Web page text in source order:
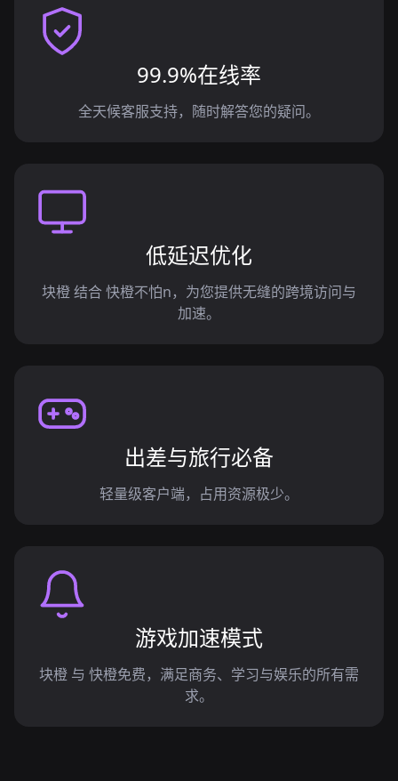
99.9%在线率
全天候客服支持，随时解答您的疑问。
低延迟优化
块橙 结合 快橙不怕n，为您提供无缝的跨境访问与
加速。
出差与旅行必备
轻量级客户端，占用资源极少。
游戏加速模式
块橙 与 快橙免费，满足商务、学习与娱乐的所有需
求。